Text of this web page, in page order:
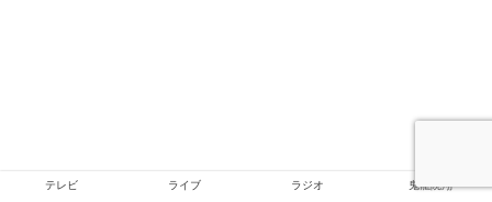
テレビ ライブ ラジオ 鬼龍院翔